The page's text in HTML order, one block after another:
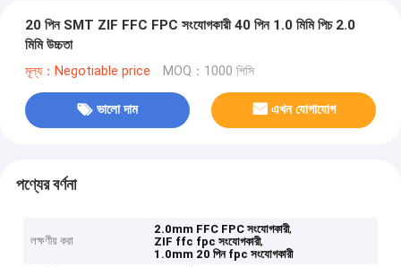
20 পিন SMT ZIF FFC FPC সংযোগকারী 40 পিন 1.0 মিমি পিচ 2.0
মিমি উচ্চতা
মূল্য：Negotiable price MOQ：1000 পিসি
ভালো দাম এখন যোগাযোগ
পণ্যের বর্ণনা
লক্ষণীয় করা
2.0mm FFC FPC সংযোগকারী,
ZIF ffc fpc সংযোগকারী,
1.0mm 20 পিন fpc সংযোগকারী